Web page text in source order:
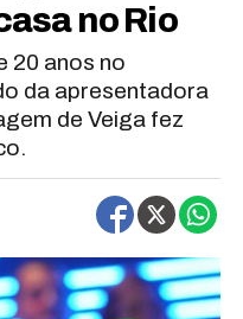
no Rio
20 anos no
da apresentadora
de Veiga fez